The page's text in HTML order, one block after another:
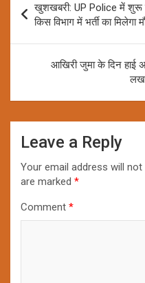
navigation
खुशखबरी: UP Police में शुरू
किस विभाग में भर्ती का मिलेगा
आखिरी जुमा के दिन
Leave a Reply
Your email address will not
are marked *
Comment *